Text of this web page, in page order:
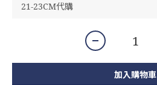
加入購物車